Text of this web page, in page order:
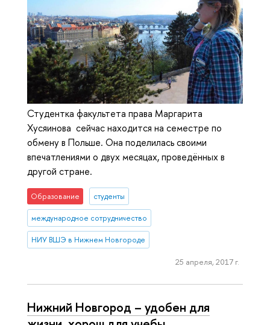
Студентка факультета права Маргарита
Хусяинова сейчас находится на семестре по
обмену в Польше. Она поделилась своими
впечатлениями о двух месяцах, проведённых в
другой стране.
Образование студенты
международное сотрудничество
НИУ ВШЭ в Нижнем Новгороде
25 апреля, 2017 г.
Нижний Новгород – удобен для